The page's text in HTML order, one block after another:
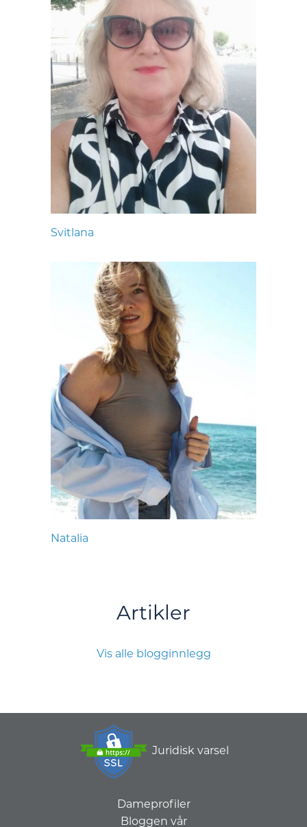
Svitlana
Natalia
Artikler
Vis alle blogginnlegg
Juridisk varsel
Dameprofiler
Bloggen vår